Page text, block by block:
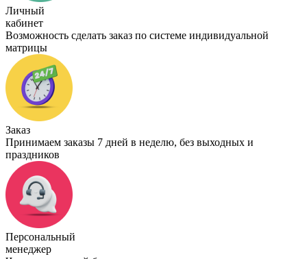
Личный
кабинет
Возможность сделать заказ по системе индивидуальной
матрицы
Заказ
Принимаем заказы 7 дней в неделю, без выходных и
праздников
Персональный
менеджер